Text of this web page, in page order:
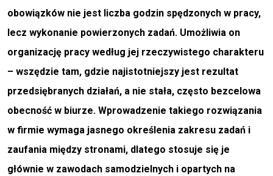
obowiązków nie jest liczba godzin spędzonych w pracy,
lecz wykonanie powierzonych zadań. Umożliwia on
organizację pracy według jej rzeczywistego charakteru
– wszędzie tam, gdzie najistotniejszy jest rezultat
przedsiębranych działań, a nie stała, często bezcelowa
obecność w biurze. Wprowadzenie takiego rozwiązania
w firmie wymaga jasnego określenia zakresu zadań i
zaufania między stronami, dlatego stosuje się je
głównie w zawodach samodzielnych i opartych na